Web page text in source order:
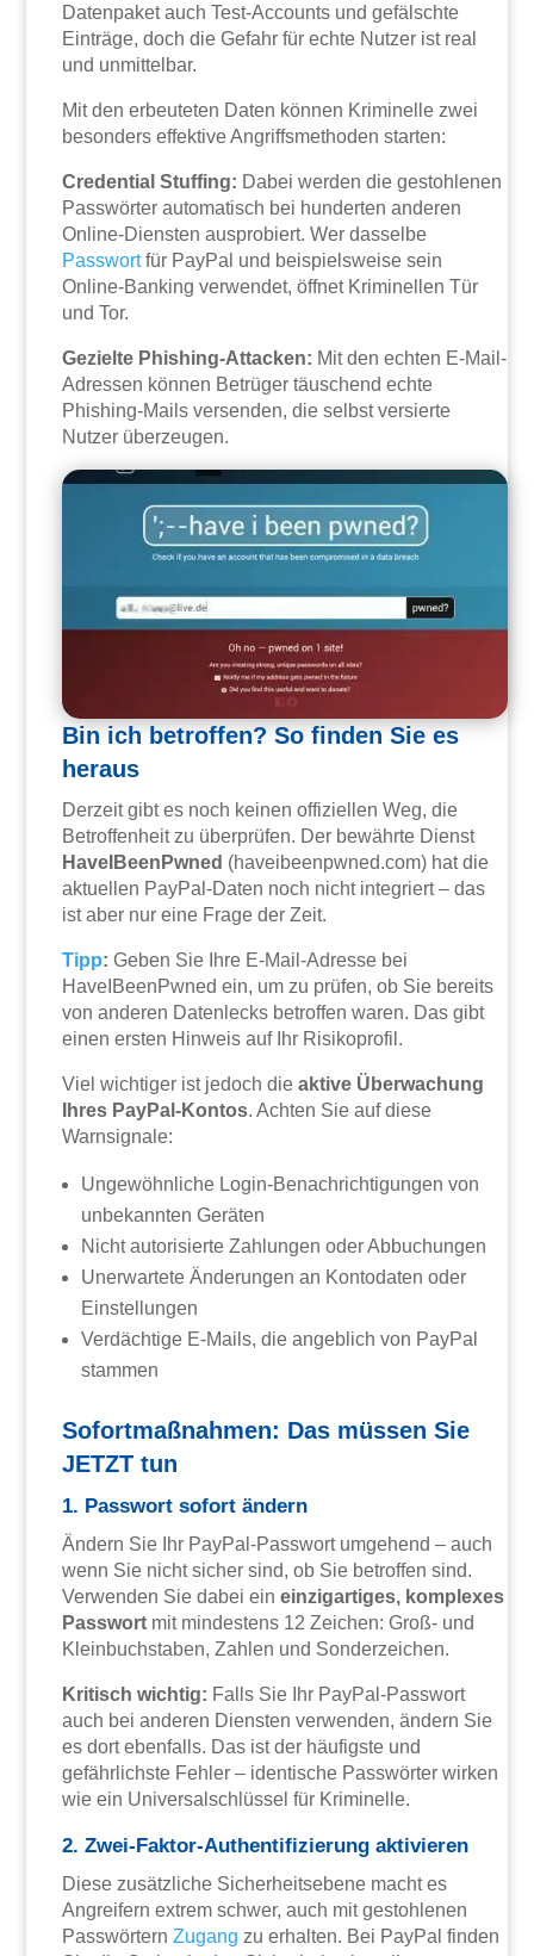
Datenpaket auch Test-Accounts und gefälschte
Einträge, doch die Gefahr für echte Nutzer ist real
und unmittelbar.
Mit den erbeuteten Daten können Kriminelle zwei
besonders effektive Angriffsmethoden starten:
Credential Stuffing: Dabei werden die gestohlenen
Passwörter automatisch bei hunderten anderen
Online-Diensten ausprobiert. Wer dasselbe
Passwortfür PayPal und beispielsweise sein
Online-Banking verwendet, öffnet Kriminellen Tür
und Tor.
Gezielte Phishing-Attacken: Mit den echten E-Mail-
Adressen können Betrüger täuschend echte
Phishing-Mails versenden, die selbst versierte
Nutzer überzeugen.
Bin ich betroffen? So finden Sie es
heraus
Derzeit gibt es noch keinen offiziellen Weg, die
Betroffenheit zu überprüfen. Der bewährte Dienst
HaveIBeenPwned (haveibeenpwned.com) hat die
aktuellen PayPal-Daten noch nicht integriert – das
ist aber nur eine Frage der Zeit.
Tipp: Geben Sie Ihre E-Mail-Adresse bei
HaveIBeenPwned ein, um zu prüfen, ob Sie bereits
von anderen Datenlecks betroffen waren. Das gibt
einen ersten Hinweis auf Ihr Risikoprofil.
Viel wichtiger ist jedoch dieaktive Überwachung
Ihres PayPal-Kontos. Achten Sie auf diese
Warnsignale:
Ungewöhnliche Login-Benachrichtigungen von
unbekannten Geräten
Nicht autorisierte Zahlungen oder Abbuchungen
Unerwartete Änderungen an Kontodaten oder
Einstellungen
Verdächtige E-Mails, die angeblich von PayPal
stammen
Sofortmaßnahmen: Das müssen Sie
JETZT tun
1. Passwort sofort ändern
Ändern Sie Ihr PayPal-Passwort umgehend – auch
wenn Sie nicht sicher sind, ob Sie betroffen sind.
Verwenden Sie dabei eineinzigartiges, komplexes
Passwort mit mindestens 12 Zeichen: Groß- und
Kleinbuchstaben, Zahlen und Sonderzeichen.
Kritisch wichtig: Falls Sie Ihr PayPal-Passwort
auch bei anderen Diensten verwenden, ändern Sie
es dort ebenfalls. Das ist der häufigste und
gefährlichste Fehler – identische Passwörter wirken
wie ein Universalschlüssel für Kriminelle.
2. Zwei-Faktor-Authentifizierung aktivieren
Diese zusätzliche Sicherheitsebene macht es
Angreifern extrem schwer, auch mit gestohlenen
PasswörternZugang zu erhalten. Bei PayPal finden